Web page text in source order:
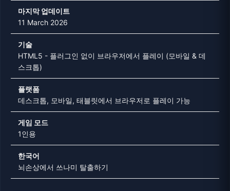
마지막 업데이트
11 March 2026
기술
HTML5 - 플러그인 없이 브라우저에서 플레이 (모바일 & 데
스크톱)
플랫폼
데스크톱, 모바일, 태블릿에서 브라우저로 플레이 가능
게임 모드
1인용
한국어
뇌손상에서 쓰나미 탈출하기